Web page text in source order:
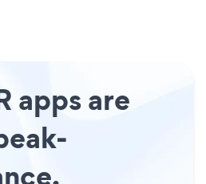
apps are